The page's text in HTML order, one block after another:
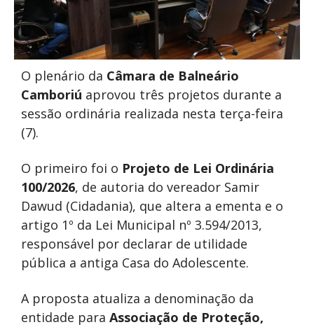
O plenário da Câmara de Balneário
Camboriú aprovou três projetos durante a
sessão ordinária realizada nesta terça-feira
(7).
O primeiro foi o Projeto de Lei Ordinária
100/2026, de autoria do vereador Samir
Dawud (Cidadania), que altera a ementa e o
artigo 1º da Lei Municipal nº 3.594/2013,
responsável por declarar de utilidade
pública a antiga Casa do Adolescente.
A proposta atualiza a denominação da
entidade para Associação de Proteção,